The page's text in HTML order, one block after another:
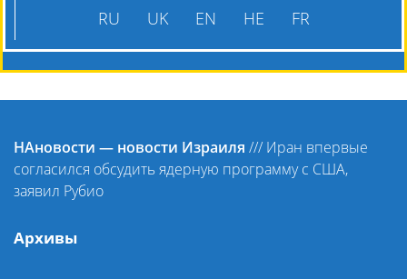
RU UK EN HE FR
НАновости — новости Израиля /// Иран впервые
согласился обсудить ядерную программу с США,
заявил Рубио
Архивы